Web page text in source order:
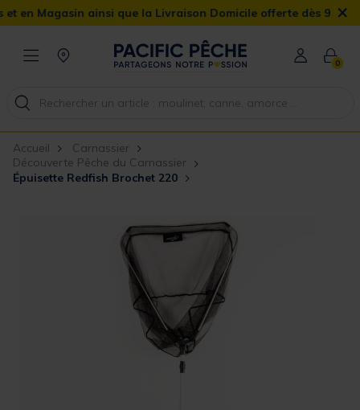
ainsi que la Livraison Domicile offerte dès 90€ ×
0
Accueil
Carnassier
Découverte Pêche du Carnassier
Épuisette Redfish Brochet 220